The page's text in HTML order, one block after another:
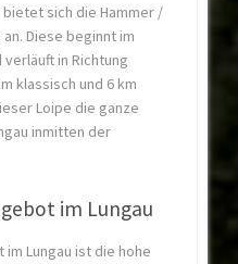
sich die Hammer /
Diese beginnt im
in Richtung
klassisch und 6 km
Loipe die ganze
inmitten der
im Lungau
im Lungau ist die hohe